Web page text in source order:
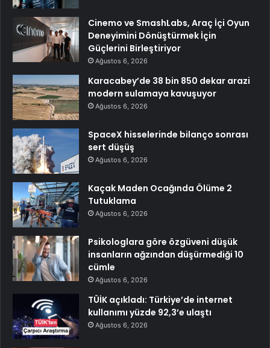
Cinemo ve SmashLabs, Araç İçi Oyun
Deneyimini Dönüştürmek İçin
Güçlerini Birleştiriyor
Ağustos 6, 2026
Karacabey’de 38 bin 850 dekar arazi
modern sulamaya kavuşuyor
Ağustos 6, 2026
SpaceX hisselerinde bilanço sonrası
sert düşüş
Ağustos 6, 2026
Kaçak Maden Ocağında Ölüme 2
Tutuklama
Ağustos 6, 2026
Psikologlara göre özgüveni düşük
insanların ağzından düşürmediği 10
cümle
Ağustos 6, 2026
TÜİK açıkladı: Türkiye’de internet
kullanımı yüzde 92,3’e ulaştı
Ağustos 6, 2026